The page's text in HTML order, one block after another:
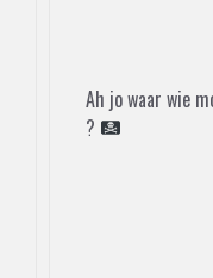
Ah jo waar wie
?